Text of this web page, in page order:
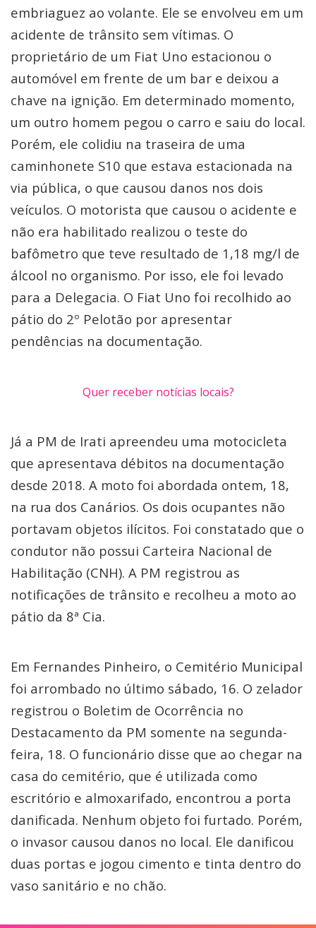
embriaguez ao volante. Ele se envolveu em um
acidente de trânsito sem vítimas. O
proprietário de um Fiat Uno estacionou o
automóvel em frente de um bar e deixou a
chave na ignição. Em determinado momento,
um outro homem pegou o carro e saiu do local.
Porém, ele colidiu na traseira de uma
caminhonete S10 que estava estacionada na
via pública, o que causou danos nos dois
veículos. O motorista que causou o acidente e
não era habilitado realizou o teste do
bafômetro que teve resultado de 1,18 mg/l de
álcool no organismo. Por isso, ele foi levado
para a Delegacia. O Fiat Uno foi recolhido ao
pátio do 2º Pelotão por apresentar
pendências na documentação.
Quer receber notícias locais?
Já a PM de Irati apreendeu uma motocicleta
que apresentava débitos na documentação
desde 2018. A moto foi abordada ontem, 18,
na rua dos Canários. Os dois ocupantes não
portavam objetos ilícitos. Foi constatado que o
condutor não possui Carteira Nacional de
Habilitação (CNH). A PM registrou as
notificações de trânsito e recolheu a moto ao
pátio da 8ª Cia.
Em Fernandes Pinheiro, o Cemitério Municipal
foi arrombado no último sábado, 16. O zelador
registrou o Boletim de Ocorrência no
Destacamento da PM somente na segunda-
feira, 18. O funcionário disse que ao chegar na
casa do cemitério, que é utilizada como
escritório e almoxarifado, encontrou a porta
danificada. Nenhum objeto foi furtado. Porém,
o invasor causou danos no local. Ele danificou
duas portas e jogou cimento e tinta dentro do
vaso sanitário e no chão.